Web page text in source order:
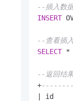
--插入数据
INSERT
--查看插
SELECT *
--返回结
+